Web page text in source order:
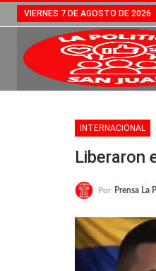
VIERNES 7 DE AGOSTO DE 2026
INTERNACIONAL
Liberaron
Por Prensa La